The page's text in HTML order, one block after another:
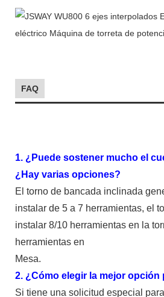
FAQ
1. ¿Puede sostener mucho el
¿Hay varias opciones?
El torno de bancada inclinada
instalar de 5 a 7 herramientas, el
instalar 8/10 herramientas en la
herramientas en
Mesa.
2. ¿Cómo elegir la mejor opción
Si tiene una solicitud especial